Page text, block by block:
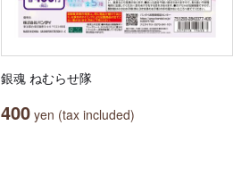
銀魂 ねむらせ隊
400 yen (tax included)